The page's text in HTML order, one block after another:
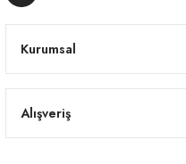
Kurumsal
Alışveriş